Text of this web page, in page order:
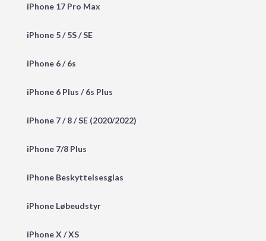
iPhone 17 Pro Max
iPhone 5 / 5S / SE
iPhone 6 / 6s
iPhone 6 Plus / 6s Plus
iPhone 7 / 8 / SE (2020/2022)
iPhone 7/8 Plus
iPhone Beskyttelsesglas
iPhone Løbeudstyr
iPhone X / XS